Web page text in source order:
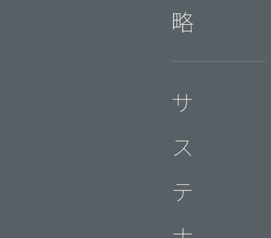
略
サ
ス
テ